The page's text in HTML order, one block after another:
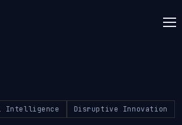
Disruptive Innovation